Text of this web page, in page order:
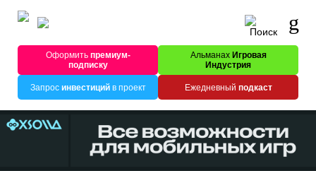
Оформитьпремиум-
подписку
Альманах Игровая
Индустрия
Запрос инвестицийв проект Ежедневный подкаст